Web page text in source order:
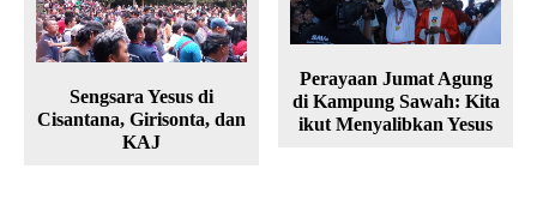
Sengsara Yesus di
Cisantana, Girisonta, dan
KAJ
Perayaan Jumat Agung
di Kampung Sawah: Kita
ikut Menyalibkan Yesus